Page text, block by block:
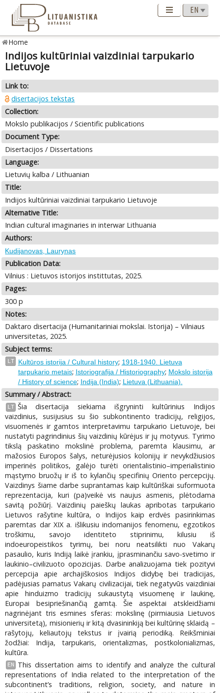
Home
Indijos kultūriniai vaizdiniai tarpukario
Lietuvoje
Link to:
disertacijos tekstas
Collection:
Mokslo publikacijos / Scientific publications
Document Type:
Disertacijos / Dissertations
Language:
Lietuvių kalba / Lithuanian
Title:
Indijos kultūriniai vaizdiniai tarpukario Lietuvoje
Alternative Title:
Indian cultural imaginaries in interwar Lithuania
Authors:
Kudijanovas, Laurynas
Publication Data:
Vilnius : Lietuvos istorijos instittutas, 2025.
Pages:
300 p
Notes:
Daktaro disertacija (Humanitariniai mokslai. Istorija) – Vilniaus
universitetas, 2025.
Subject terms:
LT Kultūros istorija / Cultural history; 1918-1940. Lietuva
tarpukario metais; Istoriografija / Historiography; Mokslo istorija
/ History of science; Indija (India); Lietuva (Lithuania).
Summary / Abstract:
LT Šia disertacija siekiama išgryninti kultūrinius Indijos
vaizdinius, susijusius su šio subkontinento tradicijų, religijos,
visuomenės ir gamtos interpretavimu tarpukario Lietuvoje, bei
nustatyti pagrindinius šių vaizdinių kūrėjus ir jų motyvus. Tyrimo
tikslą paskatino mokslinė problema, paremta klausimu, ar
mažosios Europos šalys, neturėjusios kolonijų ir nevykdžiusios
imperinės politikos, galėjo turėti orientalistinio–imperialistinio
mąstymo bruožų ir iš to kylančių specifinių Oriento percepcijų.
Vaizdinys šiame darbe suprantamas kaip kultūriškai suformuota
reprezentacija, kuri (pa)veikė vis naujus asmenis, plėtodama
savitą požiūrį. Vaizdinių paieškų laukas apribotas tarpukario
Lietuvos rašytine kultūra, o Indijos kaip erdvės pasirinkimas
paremtas dar XIX a. išlikusiu indomanijos fenomenu, egzotikos
troškimu, savojo identiteto stiprinimu, kilusiu iš
indoeuropeistikos tyrimų, bei noru neatsilikti nuo Vakarų
pasaulio, kuris Indiją laikė įrankiu, įprasminančiu savo-svetimo ir
laukinio–civilizuoto opozicijas. Darbe analizuojama tiek pozityvi
percepcija apie archajiškosios Indijos didybę bei tradicijas,
padėjusias pamatus Vakarų civilizacijai, tiek negatyvūs vaizdiniai
apie hinduizmo tradicijų sukaustytą visuomenę ir laukinę,
Europai besipriešinančią gamtą. Šie aspektai atskleidžiami
nagrinėjant tris esmines sferas: mokslinę (pirmiausia Lietuvos
universitetą), misionierių ir kitą dvasininkiją bei kultūrinę sklaidą –
rašytojų, keliautojų tekstus ir įvairią periodiką. Reikšminiai
žodžiai: Indija, tarpukaris, orientalizmas, postkolonializmas,
kultūra.
EN
This dissertation aims to identify and analyze the cultural
representations of India related to the interpretation of the
subcontinent’s traditions, religion, society, and nature in